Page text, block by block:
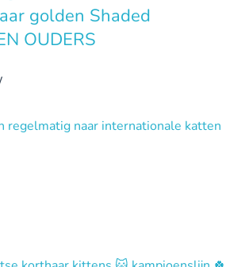
golden Shaded
OUDERS
regelmatig naar internationale katten